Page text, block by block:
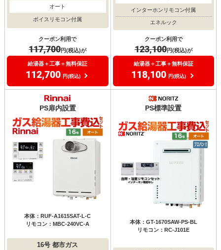
オート
ボイスリモコン付属
クーポン利用で
117,700円(税込)が
給湯器＋工事＋無料保証
112,700 円(税込)
インターホンリモコン付属
エネルック
クーポン利用で
123,100円(税込)が
給湯器＋工事＋無料保証
118,100 円(税込)
PS扉内設置
本体：RUF-A1615SAT-L-C
リモコン：MBC-240VC-A
16号 都市ガス
PS標準設置
本体：GT-1670SAW-PS-BL
リモコン：RC-J101E